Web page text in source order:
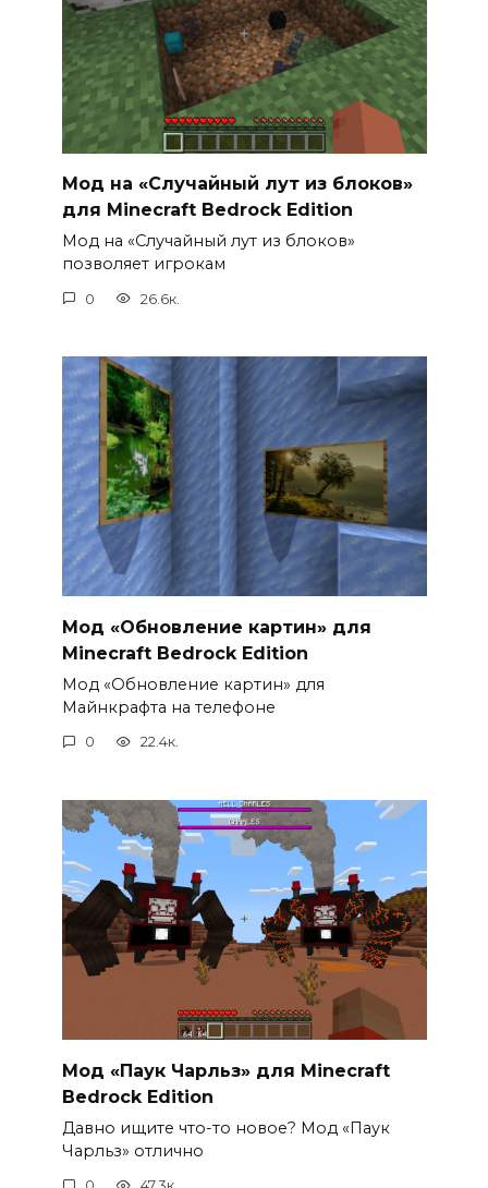
Мод на «Случайный лут из блоков»
для Minecraft Bedrock Edition
Мод на «Случайный лут из блоков»
позволяет игрокам
0 26.6к.
Мод «Обновление картин» для
Minecraft Bedrock Edition
Мод «Обновление картин» для
Майнкрафта на телефоне
0 22.4к.
Мод «Паук Чарльз» для Minecraft
Bedrock Edition
Давно ищите что-то новое? Мод «Паук
Чарльз» отлично